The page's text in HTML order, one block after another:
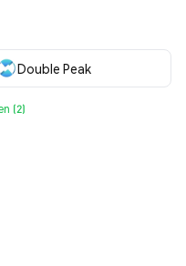
Double Peak
(2)